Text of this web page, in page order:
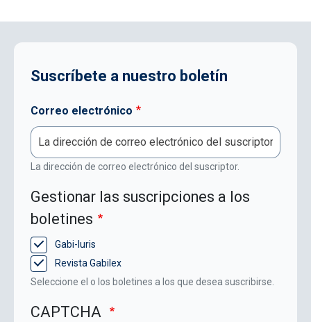
Suscríbete a nuestro boletín
Correo electrónico
La dirección de correo electrónico del suscriptor.
Gestionar las suscripciones a los
boletines
Gabi-Iuris
Revista Gabilex
Seleccione el o los boletines a los que desea suscribirse.
CAPTCHA